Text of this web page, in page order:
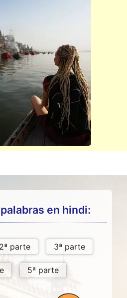
en hindi: